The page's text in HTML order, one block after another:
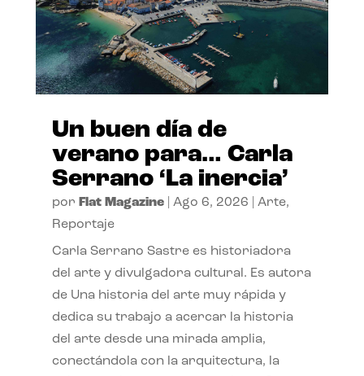
Un buen día de
verano para… Carla
Serrano ‘La inercia’
por Flat Magazine| Ago 6, 2026 Arte,
Reportaje
Carla Serrano Sastre es historiadora
del arte y divulgadora cultural. Es autora
de Una historia del arte muy rápida y
dedica su trabajo a acercar la historia
del arte desde una mirada amplia,
conectándola con la arquitectura, la